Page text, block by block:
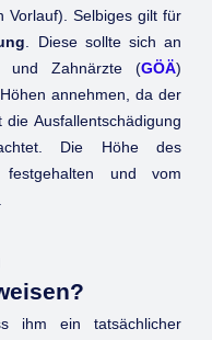
Vorlauf). Selbiges gilt für
. Diese sollte sich an
und Zahnärzte (GÖÄ)
annehmen, da der
Ausfallentschädigung
Die Höhe des
festgehalten und vom
ihm ein tatsächlicher